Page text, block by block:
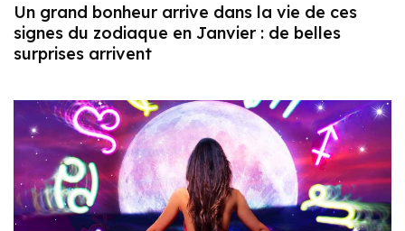
Un grand bonheur arrive dans la vie de ces
signes du zodiaque en Janvier : de belles
surprises arrivent